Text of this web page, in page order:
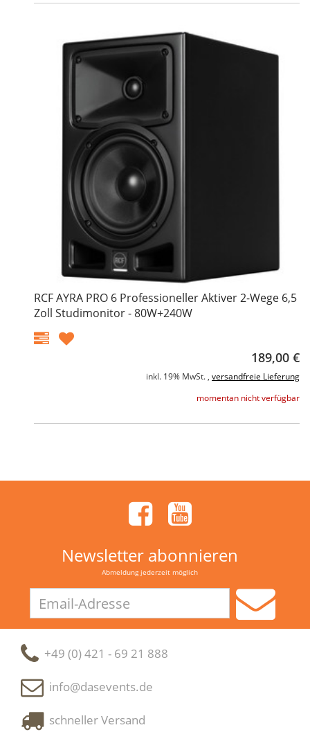
RCF AYRA PRO 6 Professioneller Aktiver 2-Wege 6,5
Zoll Studimonitor - 80W+240W
189,00 €
inkl. 19% MwSt. , versandfreie Lieferung
momentan nicht verfügbar
Newsletter abonnieren
Abmeldung jederzeit möglich
Adresse
+49 (0) 421 - 69 21 888
info@dasevents.de
schneller Versand